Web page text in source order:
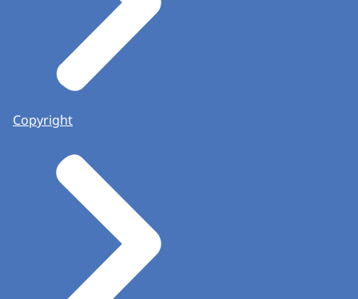
Copyright